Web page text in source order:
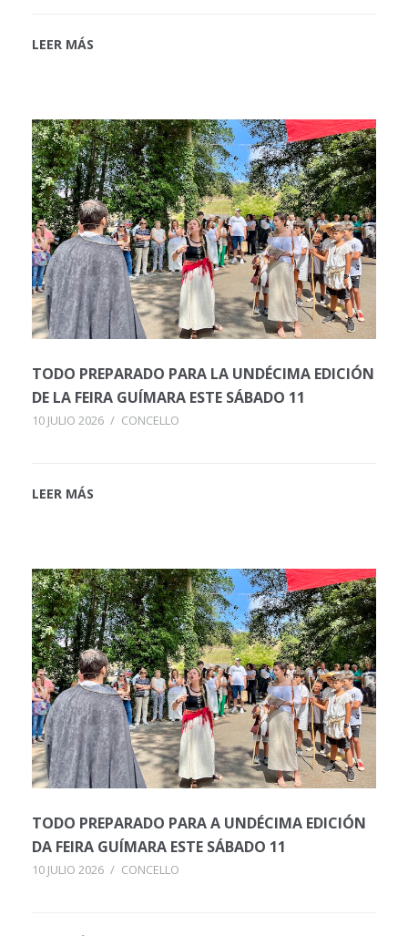
LEER MÁS
TODO PREPARADO PARA LA UNDÉCIMA EDICIÓN
DE LA FEIRA GUÍMARA ESTE SÁBADO 11
10 JULIO 2026 / CONCELLO
LEER MÁS
TODO PREPARADO PARA A UNDÉCIMA EDICIÓN
DA FEIRA GUÍMARA ESTE SÁBADO 11
10 JULIO 2026 / CONCELLO